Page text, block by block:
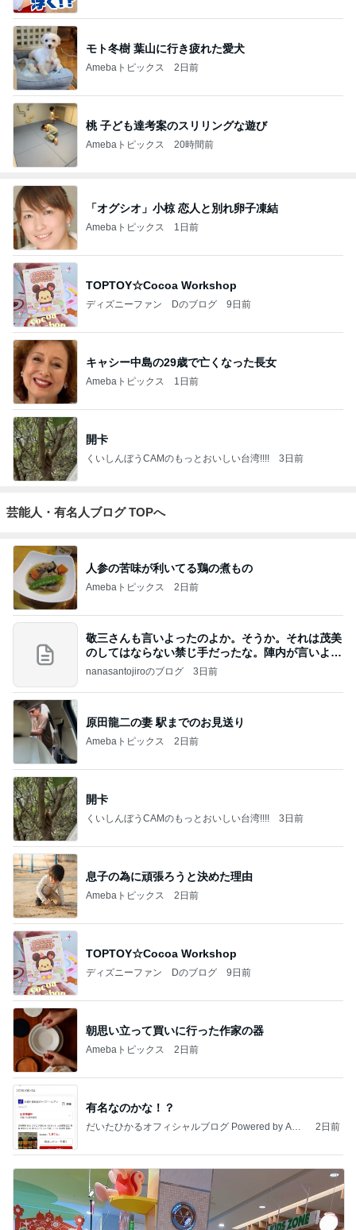
モト冬樹 葉山に行き疲れた愛犬
Amebaトピックス 2日前
桃 子ども達考案のスリリングな遊び
Amebaトピックス 20時間前
「オグシオ」小椋 恋人と別れ卵子凍結
Amebaトピックス 1日前
TOPTOY☆Cocoa Workshop
ディズニーファン Dのブログ 9日前
キャシー中島の29歳で亡くなった長女
Amebaトピックス 1日前
開卡
くいしんぼうCAMのもっとおいしい台湾!!!! 3日前
芸能人・有名人ブログ TOPへ
人参の苦味が利いてる鶏の煮もの
Amebaトピックス 2日前
敬三さんも言いよったのよか。そうか。それは茂美
のしてはならない禁じ手だったな。陣内が言いよる
のよ
nanasantojiroのブログ 3日前
原田龍二の妻 駅までのお見送り
Amebaトピックス 2日前
開卡
くいしんぼうCAMのもっとおいしい台湾!!!! 3日前
息子の為に頑張ろうと決めた理由
Amebaトピックス 2日前
TOPTOY☆Cocoa Workshop
ディズニーファン Dのブログ 9日前
朝思い立って買いに行った作家の器
Amebaトピックス 2日前
有名なのかな！？
だいたひかるオフィシャルブログ Powered by Ame
2日前